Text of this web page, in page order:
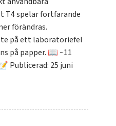
T4 spelar fortfarande
förändras.
på ett laboratoriefel
på papper. 📖 ~11
Publicerad: 25 juni